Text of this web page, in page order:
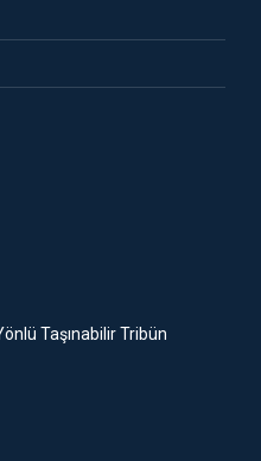
Taşınabilir Tribün